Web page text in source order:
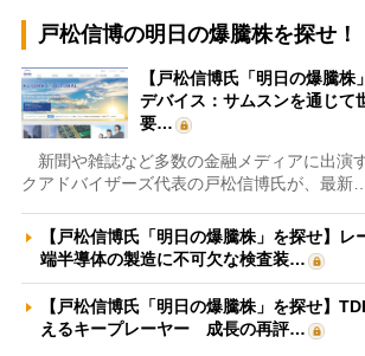
戸松信博の明日の爆騰株を探せ！
【戸松信博氏「明日の爆騰
デバイス：サムスンを通じて
要…
新聞や雑誌など多数の金融メディアに出演
クアドバイザーズ代表の戸松信博氏が、最新
【戸松信博氏「明日の爆騰株」を探せ】レ
端半導体の製造に不可欠な検査装…
【戸松信博氏「明日の爆騰株」を探せ】
えるキープレーヤー 成長の再評…